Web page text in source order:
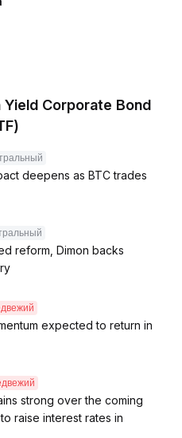
Corporate Bond
deepens as BTC trades
reform, Dimon backs
expected to return in
strong over the coming
raise interest rates in